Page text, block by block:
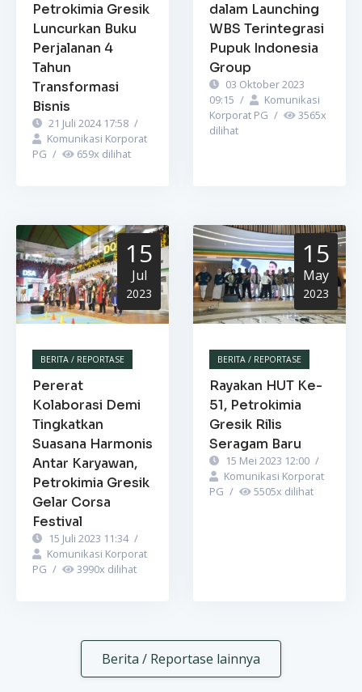
Petrokimia Gresik
Luncurkan Buku
Perjalanan 4
Tahun
Transformasi
Bisnis
21 Juli 2024 17:58 /
Komunikasi Korporat
PG / 659x dilihat
dalam Launching
WBS Terintegrasi
Pupuk Indonesia
Group
03 Oktober 2023
09:15 /
Komunikasi
Korporat PG / 3565x
dilihat
15
Jul
2023
BERITA / REPORTASE
Pererat
Kolaborasi Demi
Tingkatkan
Suasana Harmonis
Antar Karyawan,
Petrokimia Gresik
Gelar Corsa
Festival
15 Juli 2023 11:34 /
Komunikasi Korporat
PG / 3990x dilihat
15
May
2023
BERITA / REPORTASE
Rayakan HUT Ke-
51, Petrokimia
Gresik Rilis
Seragam Baru
15 Mei 2023 12:00 /
Komunikasi Korporat
PG / 5505x dilihat
Berita / Reportase lainnya